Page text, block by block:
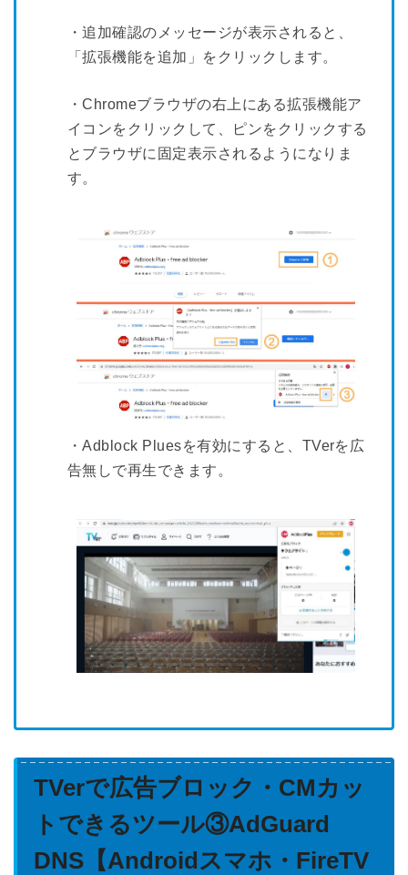
・追加確認のメッセージが表示されると、
「拡張機能を追加」をクリックします。
・Chromeブラウザの右上にある拡張機能ア
イコンをクリックして、ピンをクリックする
とブラウザに固定表示されるようになりま
す。
・Adblock Pluesを有効にすると、TVerを広
告無しで再生できます。
TVerで広告ブロック・CMカッ
トできるツール③AdGuard
DNS【Androidスマホ・FireTV